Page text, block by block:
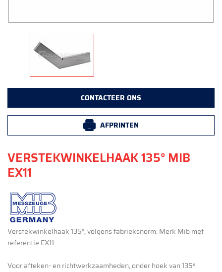
CONTACTEER ONS
AFPRINTEN
VERSTEKWINKELHAAK 135° MIB
EX11
Verstekwinkelhaak 135°, volgens fabrieksnorm. Merk Mib met
referentie EX11.
Voor afteken- en richtwerkzaamheden, onder hoek van 135°.